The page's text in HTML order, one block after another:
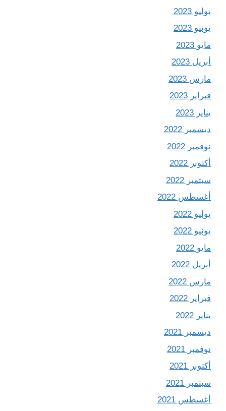
يوليو 2023
يونيو 2023
مايو 2023
أبريل 2023
مارس 2023
فبراير 2023
يناير 2023
ديسمبر 2022
نوفمبر 2022
أكتوبر 2022
سبتمبر 2022
أغسطس 2022
يوليو 2022
يونيو 2022
مايو 2022
أبريل 2022
مارس 2022
فبراير 2022
يناير 2022
ديسمبر 2021
نوفمبر 2021
أكتوبر 2021
سبتمبر 2021
أغسطس 2021